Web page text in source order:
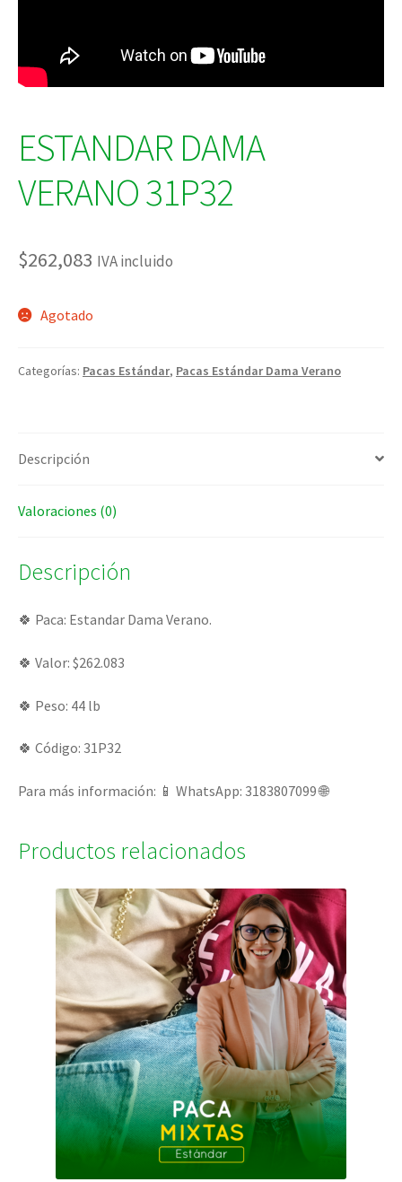
ESTANDAR DAMA
VERANO 31P32
$262,083 IVA incluido
Agotado
Categorías: Pacas Estándar, Pacas Estándar Dama Verano
Descripción
Valoraciones (0)
Descripción
🍀 Paca: Estandar Dama Verano.
🍀 Valor: $262.083
🍀 Peso: 44 lb
🍀 Código: 31P32
Para más información: 📱 WhatsApp: 3183807099 🌐
Productos relacionados